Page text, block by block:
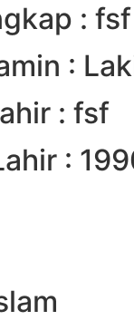
: fsf
:
: fsf
: